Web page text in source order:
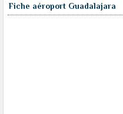
Fiche aéroport Guadalajara